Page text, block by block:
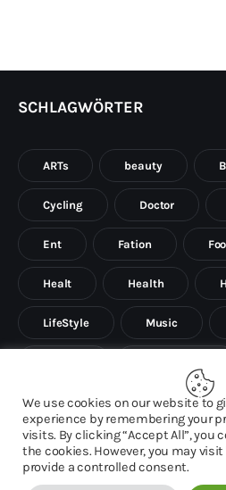
SCHLAGWÖRTER
ARTs beauty
Cycling Doctor
Ent Fation
Healt Health
LifeStyle Music
Tech Travel
We use cookies on our website to
experience by remembering your
visits. By clicking “Accept All”, you
the cookies. However, you may
provide a controlled consent.